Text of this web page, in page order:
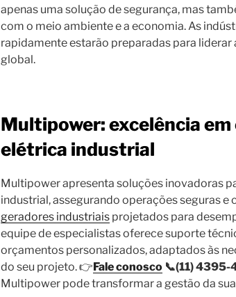
apenas uma solução de segurança, mas
com o meio ambiente e a economia. As
rapidamente estarão preparadas para liderar
global.
Multipower: excelência em
elétrica industrial
Multipower apresenta soluções inovadoras
industrial, assegurando operações seguras e
geradores industriaisprojetados para
equipe de especialistas oferece suporte
orçamentos personalizados, adaptados às
do seu projeto. 👉Fale conosco📞(11) 4395-
Multipower pode transformar a gestão da